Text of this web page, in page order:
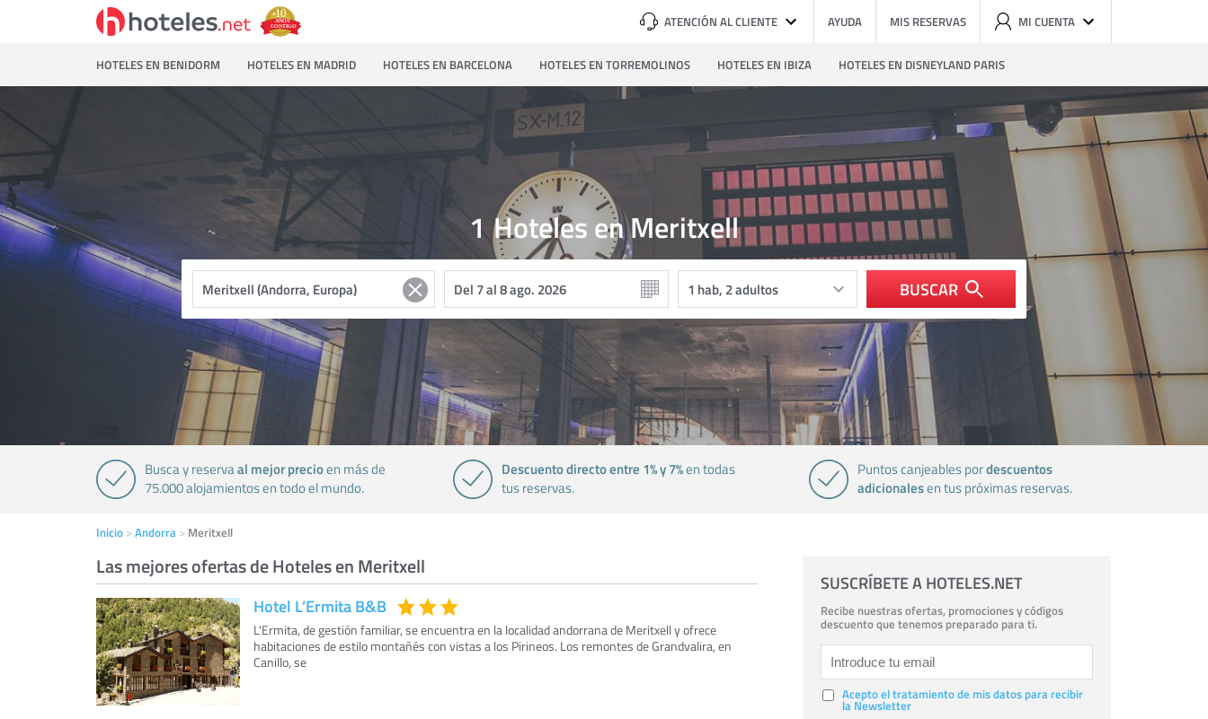
ATENCIÓN AL CLIENTE AYUDA MIS RESERVAS MI CUENTA
HOTELES EN BENIDORM HOTELES EN MADRID HOTELES EN BARCELONA HOTELES EN TORREMOLINOS HOTELES EN IBIZA HOTELES EN DISNEYLAND PARIS
Hoteles en Meritxell
1
BUSCAR
Busca y reservaal mejor precioen más de
75.000 alojamientos en todo el mundo.
Descuento directo entre 1% y 7%en todas
tus reservas.
Puntos canjeables pordescuentos
adicionalesen tus próximas reservas.
Inicio Andorra Meritxell
Las mejores ofertas de Hoteles en Meritxell
Hotel L’Ermita B&B
L'Ermita, de gestión familiar, se encuentra en la localidad andorrana de Meritxell y ofrece
habitaciones de estilo montañés con vistas a los Pirineos. Los remontes de Grandvalira, en
Canillo, se
SUSCRÍBETE A HOTELES.NET
Recibe nuestras ofertas, promociones y códigos
descuento que tenemos preparado para ti.
Acepto el tratamiento de mis datos para recibir
la Newsletter